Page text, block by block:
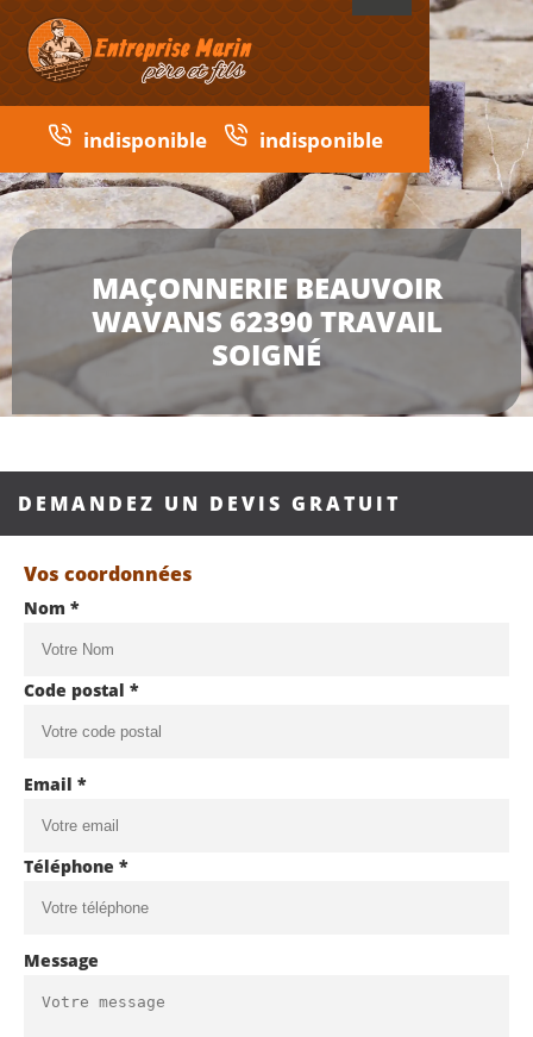
indisponible indisponible
MAÇONNERIE BEAUVOIR
WAVANS 62390 TRAVAIL
SOIGNÉ
DEMANDEZ UN DEVIS GRATUIT
Vos coordonnées
Nom *
Code postal *
Email *
Téléphone *
Message